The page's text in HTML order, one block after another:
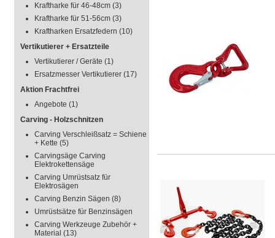
Kraftharke für 46-48cm (3)
Kraftharke für 51-56cm (3)
Kraftharken Ersatzfedern (10)
Vertikutierer + Ersatzteile
Vertikutierer / Geräte (1)
Ersatzmesser Vertikutierer (17)
Aktion Frachtfrei
Angebote (1)
Carving - Holzschnitzen
Carving Verschleißsatz = Schiene
+ Kette (5)
Carvingsäge Carving
Elektrokettensäge
Carving Umrüstsatz für
Elektrosägen
Carving Benzin Sägen (8)
Umrüstsätze für Benzinsägen
Carving Werkzeuge Zubehör +
Material (13)